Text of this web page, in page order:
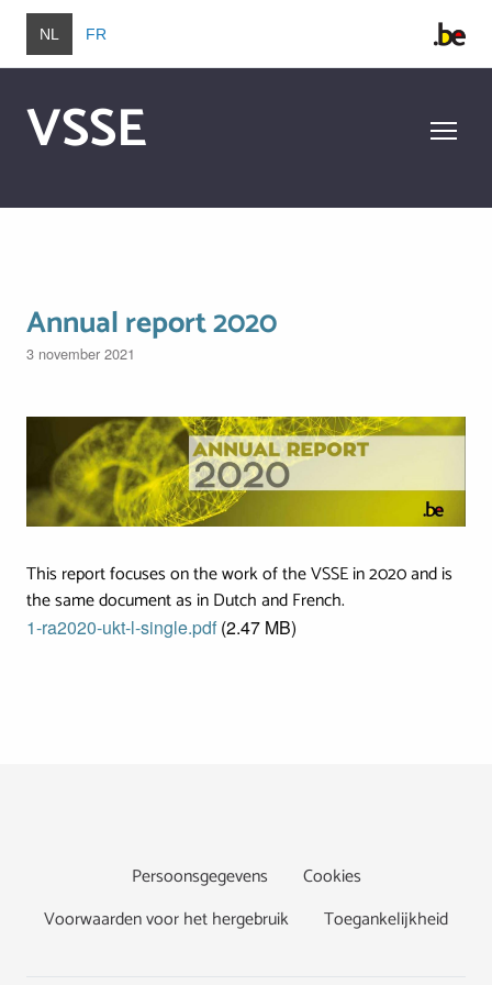
Overslaan en naar de inhoud gaan
NL FR
VSSE
Annual report 2020
3 november 2021
This report focuses on the work of the VSSE in 2020 and is
the same document as in Dutch and French.
Document
1-ra2020-ukt-l-single.pdf (2.47 MB)
Persoonsgegevens
Cookies
Voorwaarden voor het hergebruik
Toegankelijkheid